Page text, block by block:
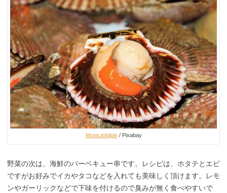
MonicaVolpin/ Pixabay
野菜の次は、海鮮のバーベキュー串です。レシピは、ホタテとエビ
ですがお好みでイカやタコなどを入れても美味しく頂けます。レモ
ンやガーリックなどで下味を付けるので臭みが無く食べやすいで